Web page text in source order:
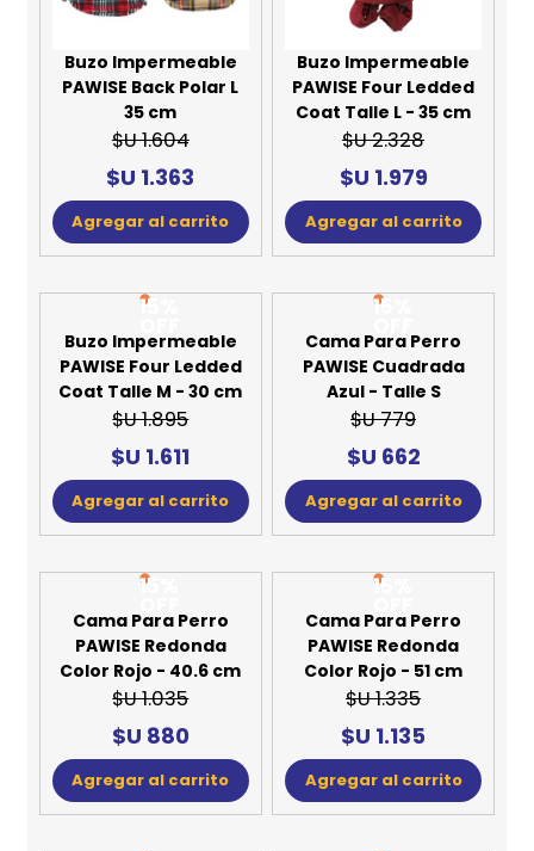
Buzo Impermeable
PAWISE Back Polar L
35 cm
$U 1.604
$U 1.363
Agregar al carrito
Buzo Impermeable
PAWISE Four Ledded
Coat Talle L - 35 cm
$U 2.328
$U 1.979
Agregar al carrito
15%
Buzo Impermeable
PAWISE Four Ledded
Coat Talle M - 30 cm
$U 1.895
$U 1.611
Agregar al carrito
15%
Cama Para Perro
PAWISE Cuadrada
Azul - Talle S
$U 779
$U 662
Agregar al carrito
15%
Cama Para Perro
PAWISE Redonda
Color Rojo - 40.6 cm
$U 1.035
$U 880
Agregar al carrito
15%
Cama Para Perro
PAWISE Redonda
Color Rojo - 51 cm
$U 1.335
$U 1.135
Agregar al carrito